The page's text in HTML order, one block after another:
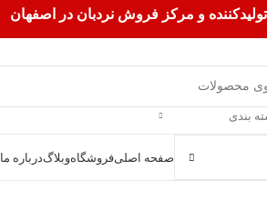
و مرکز فروش نردبان در اصفهان
بندی
صفحه اصلیفروشگاهوبلاگدرباره ما